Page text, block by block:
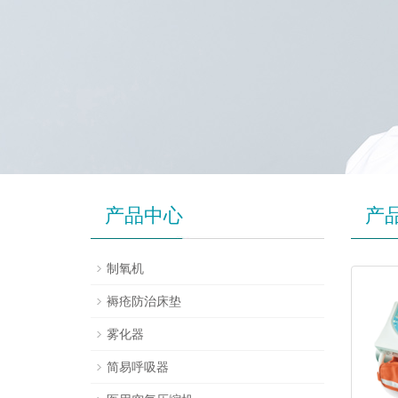
产
产品中心
制氧机
褥疮防治床垫
雾化器
简易呼吸器